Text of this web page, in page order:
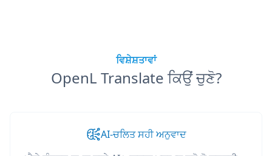
ਵਿਸ਼ੇਸ਼ਤਾਵਾਂ
OpenL Translate ਕਿਉਂ ਚੁਣੋ?
AI-ਚਲਿਤ ਸਹੀ ਅਨੁਵਾਦ